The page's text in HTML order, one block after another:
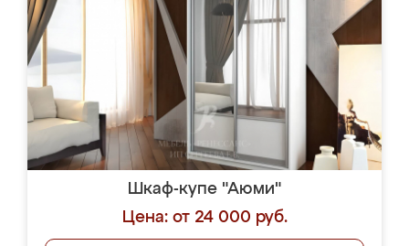
Шкаф-купе "Аюми"
Цена: от 24 000 руб.